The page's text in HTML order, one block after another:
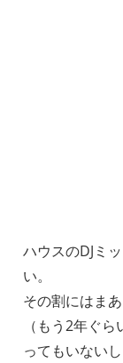
ハウスのDJミ
い。
その割にはま
（もう2年ぐ
ってもいない